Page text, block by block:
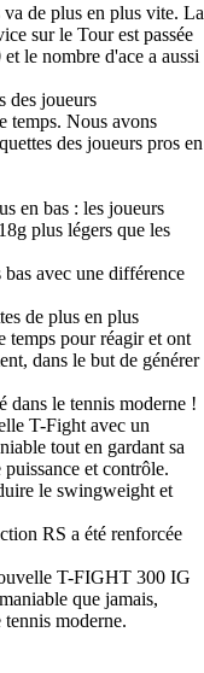
de plus en plus vite. La
sur le Tour est passée
le nombre d'ace a aussi
des joueurs
temps. Nous avons
des joueurs pros en
en bas : les joueurs
plus légers que les
avec une différence
de plus en plus
temps pour réagir et ont
dans le but de générer
dans le tennis moderne !
T-Fight avec un
tout en gardant sa
et contrôle.
le swingweight et
RS a été renforcée
T-FIGHT 300 IG
que jamais,
moderne.